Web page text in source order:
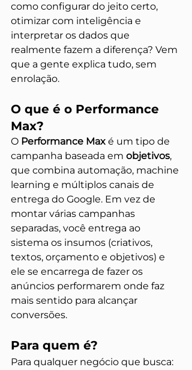
como configurar do jeito certo,
otimizar com inteligência e
interpretar os dados que
realmente fazem a diferença? Vem
que a gente explica tudo, sem
enrolação.
O que é o Performance
Max?
O Performance Max é um tipo de
campanha baseada em objetivos,
que combina automação, machine
learning e múltiplos canais de
entrega do Google. Em vez de
montar várias campanhas
separadas, você entrega ao
sistema os insumos (criativos,
textos, orçamento e objetivos) e
ele se encarrega de fazer os
anúncios performarem onde faz
mais sentido para alcançar
conversões.
Para quem é?
Para qualquer negócio que busca: